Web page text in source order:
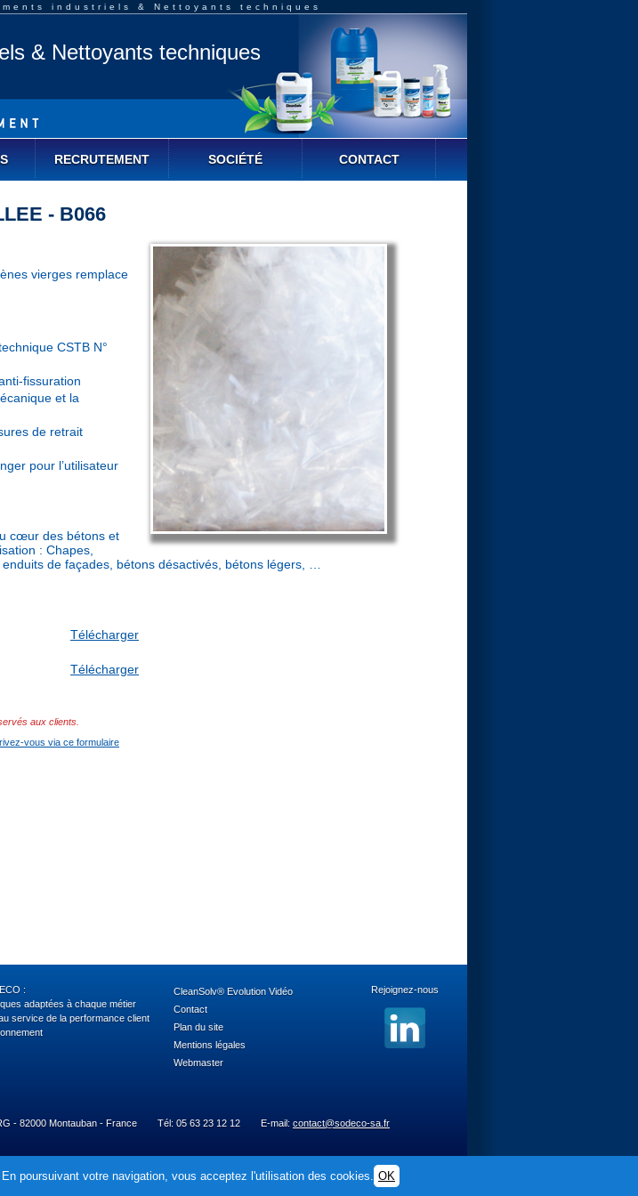
industriels & Nettoyants techniques
& Nettoyants techniques
RECRUTEMENT SOCIÉTÉ CONTACT
- B066
vierges remplace
CSTB N°
fissuration
et la
de retrait
pour l’utilisateur
cœur des bétons et
: Chapes,
de façades, bétons désactivés, bétons légers, …
Télécharger
Télécharger
aux clients.
vous via ce formulaire
:
adaptées à chaque métier
service de la performance client
CleanSolv® Evolution Vidéo
Contact
Plan du site
Mentions légales
Webmaster
Rejoignez-nous
- 82000 Montauban - France Tél: 05 63 23 12 12 E-mail: contact@sodeco-sa.fr
poursuivant votre navigation, vous acceptez l'utilisation des cookies. OK